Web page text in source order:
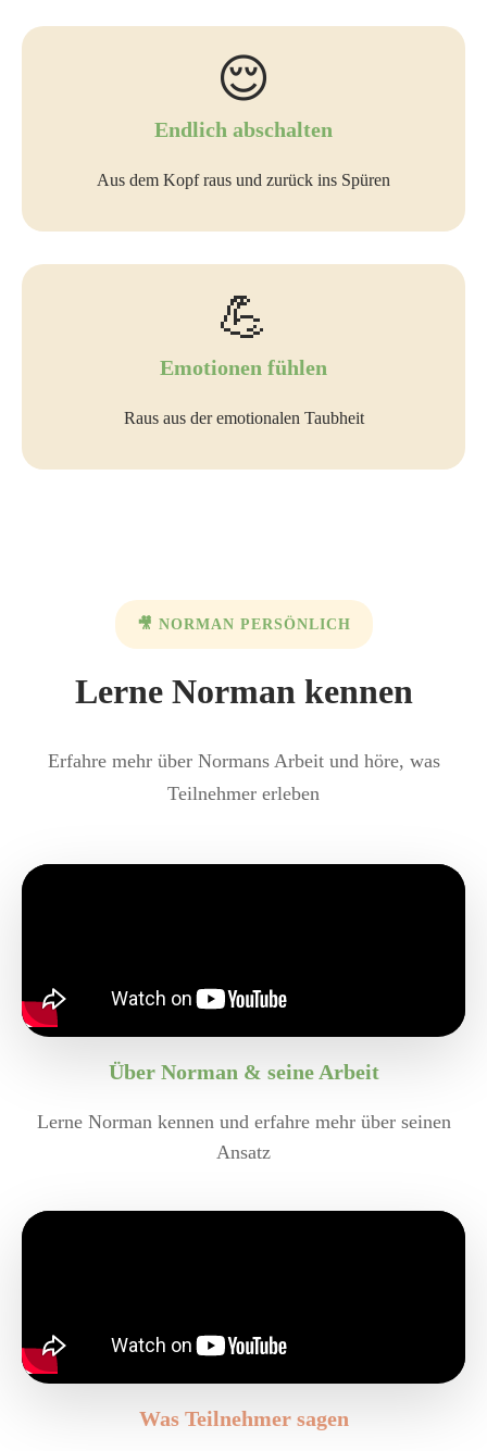
😌
Endlich abschalten
Aus dem Kopf raus und zurück ins Spüren
💪
Emotionen fühlen
Raus aus der emotionalen Taubheit
🎥 NORMAN PERSÖNLICH
Lerne Norman kennen
Erfahre mehr über Normans Arbeit und höre, was
Teilnehmer erleben
Über Norman & seine Arbeit
Lerne Norman kennen und erfahre mehr über seinen
Ansatz
Was Teilnehmer sagen